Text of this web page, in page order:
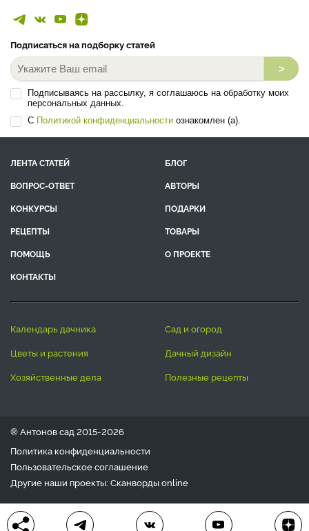
Подписаться на подборку статей
>
Подписываясь на рассылку, я соглашаюсь на обработку моих
персональных данных.
С Политикой конфиденциальности ознакомлен (а).
ЛЕНТА СТАТЕЙ
БЛОГ
ВОПРОС-ОТВЕТ
АВТОРЫ
КОНКУРСЫ
ПОДАРКИ
РЕЦЕПТЫ
ТОВАРЫ
ПОМОЩЬ
О ПРОЕКТЕ
КОНТАКТЫ
календарь дачника
сад и огород
цветы и растения
дачный дизайн
хозяйственные дела
полезные рецепты
® Антонов сад 2015-2026
Политика конфиденциальности
Пользовательское соглашение
Другие наши проекты: Сканвордыonline
Любое использование материала допускается только с
письменного согласия редакции